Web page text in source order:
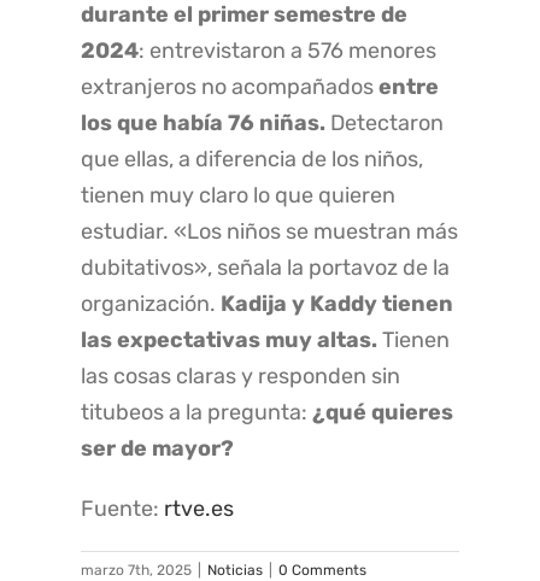
durante el primer semestre de
2024: entrevistaron a 576 menores
extranjeros no acompañadosentre
los que había 76 niñas. Detectaron
que ellas, a diferencia de los niños,
tienen muy claro lo que quieren
estudiar. «Los niños se muestran más
dubitativos», señala la portavoz de la
organización. Kadija y Kaddy tienen
las expectativas muy altas.Tienen
las cosas claras y responden sin
titubeos a la pregunta:¿qué quieres
ser de mayor?
Fuente: rtve.es
marzo 7th, 2025 Noticias 0 Comments